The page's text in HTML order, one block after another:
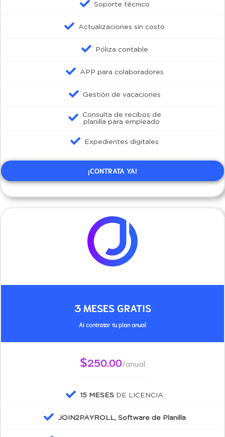
Soporte técnico
Actualizaciones sin costo
Póliza contable
APP para colaboradores
Gestión de vacaciones
Consulta de recibos de
planilla para empleado
Expedientes digitales
¡CONTRATA YA!
3 MESES GRATIS
Al contratar tu plan anual
$250.00/anual
15 MESES DE LICENCIA
JOIN2PAYROLL, Software de Planilla